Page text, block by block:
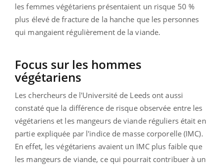
les femmes végétariens présentaient un risque 50 %
plus élevé de fracture de la hanche que les personnes
qui mangaient régulièrement de la viande.
Focus sur les hommes
végétariens
Les chercheurs de l'Université de Leeds ont aussi
constaté que la différence de risque observée entre les
végétariens et les mangeurs de viande réguliers était en
partie expliquée par l'indice de masse corporelle (IMC).
En effet, les végétariens avaient un IMC plus faible que
les mangeurs de viande, ce qui pourrait contribuer à un